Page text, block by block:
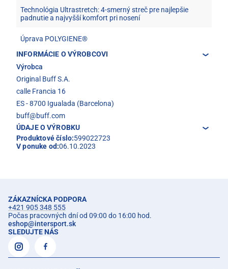
Technológia Ultrastretch: 4-smerný streč pre najlepšie
padnutie a najvyšší komfort pri nosení
Úprava POLYGIENE®
INFORMÁCIE O VÝROBCOVI
Výrobca
Original Buff S.A.
calle Francia 16
ES - 8700 Igualada (Barcelona)
buff@buff.com
ÚDAJE O VÝROBKU
Produktové číslo:599022723
V ponuke od:06.10.2023
ZÁKAZNÍCKA PODPORA
+421 905 348 555
Počas pracovných dní od 09:00 do 16:00 hod.
eshop@intersport.sk
SLEDUJTE NÁS